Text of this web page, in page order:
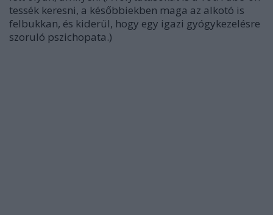
tessék keresni, a későbbiekben maga az alkotó is
felbukkan, és kiderül, hogy egy igazi gyógykezelésre
szoruló pszichopata.)